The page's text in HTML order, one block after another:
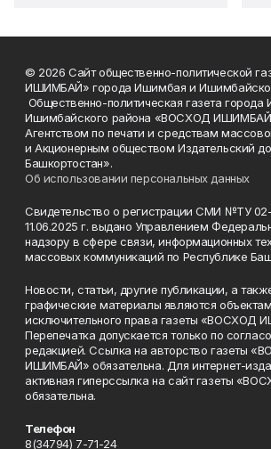
© 2026 Сайт общественно-политической
ИШИМБАЙ» города Ишимбая и
Общественно-политическая газета
Ишимбайского района «ВОСХОД
Агентством по печати и средствам
и Акционерным обществом Издательский
Башкортостан».
Об использовании персональных данных
Свидетельство о регистрации СМИ №ТУ
11.06.2025 г. выдано Управлением
надзору в сфере связи, информационных
массовых коммуникаций по Республике
Новости, статьи, другие публикации, а
графические материалы являются
исключительного права газеты «ВОСХОД
Перепечатка допускается только по
редакцией. Ссылка на авторство газеты
ИШИМБАЙ» обязательна. Для интернет-
активная гиперссылка на сайт газеты
обязательна.
Телефон
8(34794) 7-71-24